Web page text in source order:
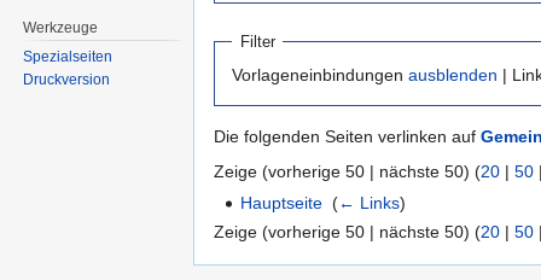
Filter
Vorlageneinbindungen ausblenden |
Die folgenden Seiten verlinken auf
Zeige (vorherige 50 | nächste 50) (20 | 50
Hauptseite ‎(← Links)
Zeige (vorherige 50 | nächste 50) (20 | 50
Werkzeuge
Spezialseiten
Druckversion